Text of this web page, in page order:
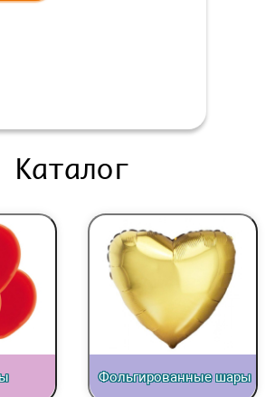
Каталог
Фольгированные шары